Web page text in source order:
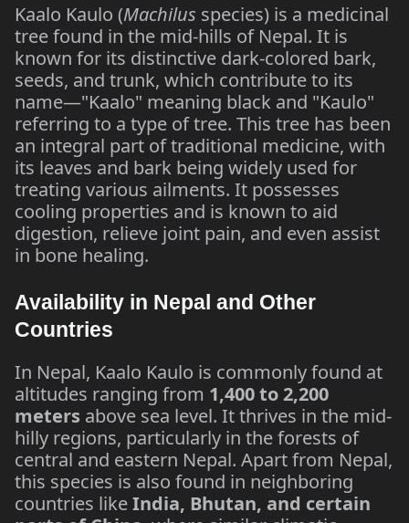
Kaalo Kaulo (Machilus species) is a medicinal
tree found in the mid-hills of Nepal. It is
known for its distinctive dark-colored bark,
seeds, and trunk, which contribute to its
name—"Kaalo" meaning black and "Kaulo"
referring to a type of tree. This tree has been
an integral part of traditional medicine, with
its leaves and bark being widely used for
treating various ailments. It possesses
cooling properties and is known to aid
digestion, relieve joint pain, and even assist
in bone healing.
Availability in Nepal and Other
Countries
In Nepal, Kaalo Kaulo is commonly found at
altitudes ranging from 1,400 to 2,200
meters above sea level. It thrives in the mid-
hilly regions, particularly in the forests of
central and eastern Nepal. Apart from Nepal,
this species is also found in neighboring
countries likeIndia, Bhutan, and certain